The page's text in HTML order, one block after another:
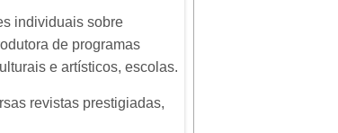
individuais sobre
de programas
e artísticos, escolas.
revistas prestigiadas,